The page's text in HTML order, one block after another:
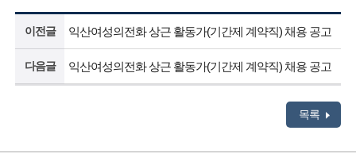
이전글 익산여성의전화 상근 활동가(기간제 계약직) 채용 공고
다음글 익산여성의전화 상근 활동가(기간제 계약직) 채용 공고
목록